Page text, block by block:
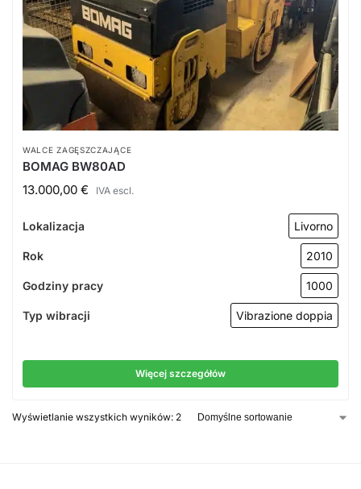
WALCE ZAGĘSZCZAJĄCE
BOMAG BW80AD
13.000,00 € IVA escl.
Lokalizacja Livorno
Rok 2010
Godziny pracy 1000
Typ wibracji Vibrazione doppia
Więcej szczegółów
Wyświetlanie wszystkich wyników: 2